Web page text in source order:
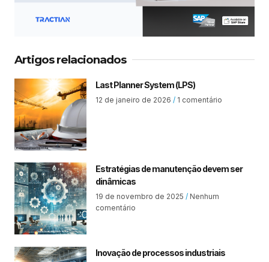
Artigos relacionados
Last Planner System (LPS)
12 de janeiro de 2026 1 comentário
Estratégias de manutenção devem ser
dinâmicas
19 de novembro de 2025
Nenhum
comentário
Inovação de processos industriais